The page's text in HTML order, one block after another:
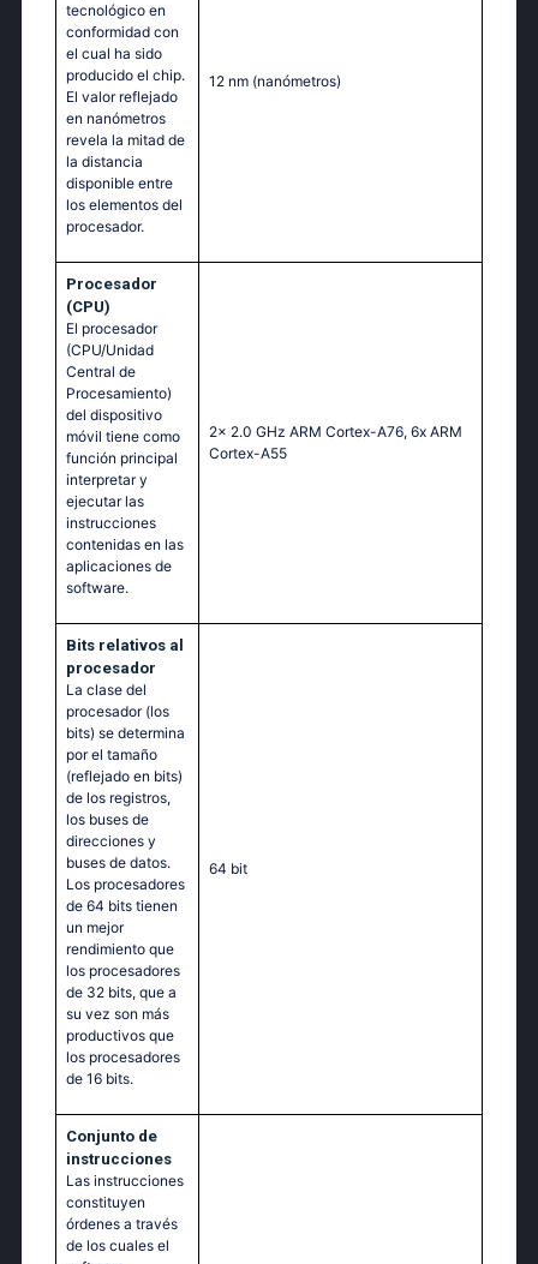
tecnológico en
conformidad con
el cual ha sido
producido el chip.
El valor reflejado
en nanómetros
revela la mitad de
la distancia
disponible entre
los elementos del
procesador.
12 nm (nanómetros)
Procesador
(CPU)
El procesador
(CPU/Unidad
Central de
Procesamiento)
del dispositivo
móvil tiene como
función principal
interpretar y
ejecutar las
instrucciones
contenidas en las
aplicaciones de
software.
2x 2.0 GHz ARM Cortex-A76, 6x ARM
Cortex-A55
Bits relativos al
procesador
La clase del
procesador (los
bits) se determina
por el tamaño
(reflejado en bits)
de los registros,
los buses de
direcciones y
buses de datos.
Los procesadores
de 64 bits tienen
un mejor
rendimiento que
los procesadores
de 32 bits, que a
su vez son más
productivos que
los procesadores
de 16 bits.
64 bit
Conjunto de
instrucciones
Las instrucciones
constituyen
órdenes a través
de los cuales el